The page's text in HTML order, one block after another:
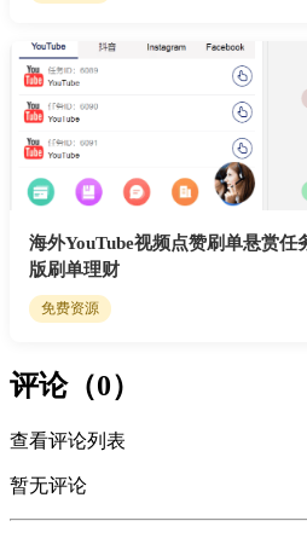
海外YouTube视频点赞刷单悬赏
版刷单理财
免费资源
评论（0）
查看评论列表
暂无评论